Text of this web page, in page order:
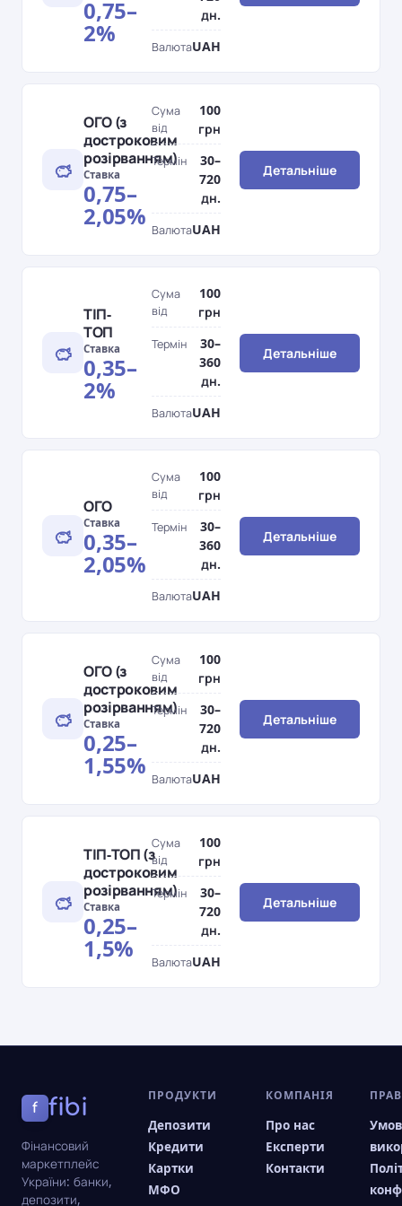
0,75–
2%
дн.
ВалютаUAH
ОГО (з
достроковим
розірванням)
Ставка
0,75–
2,05%
Сума
від
100
грн
Термін
30–
720
дн.
ВалютаUAH
Детальніше
ТІП-
ТОП
Ставка
0,35–
2%
Сума
від
100
грн
Термін
30–
360
дн.
ВалютаUAH
Детальніше
ОГО
Ставка
0,35–
2,05%
Сума
від
100
грн
Термін
30–
360
дн.
ВалютаUAH
Детальніше
ОГО (з
достроковим
розірванням)
Ставка
0,25–
1,55%
Сума
від
100
грн
Термін
30–
720
дн.
ВалютаUAH
Детальніше
ТІП-ТОП (з
достроковим
розірванням)
Ставка
0,25–
1,5%
Сума
від
100
грн
Термін
30–
720
дн.
ВалютаUAH
Детальніше
f fibi
Фінансовий
маркетплейс
України: банки,
депозити,
ПРОДУКТИ
Депозити
Кредити
Картки
МФО
КОМПАНІЯ
Про нас
Експерти
Контакти